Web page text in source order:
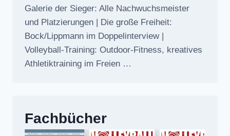
Galerie der Sieger: Alle Nachwuchsmeister
und Platzierungen | Die große Freiheit:
Bock/Lippmann im Doppelinterview |
Volleyball-Training: Outdoor-Fitness, kreatives
Athletiktraining im Freien …
Fachbücher